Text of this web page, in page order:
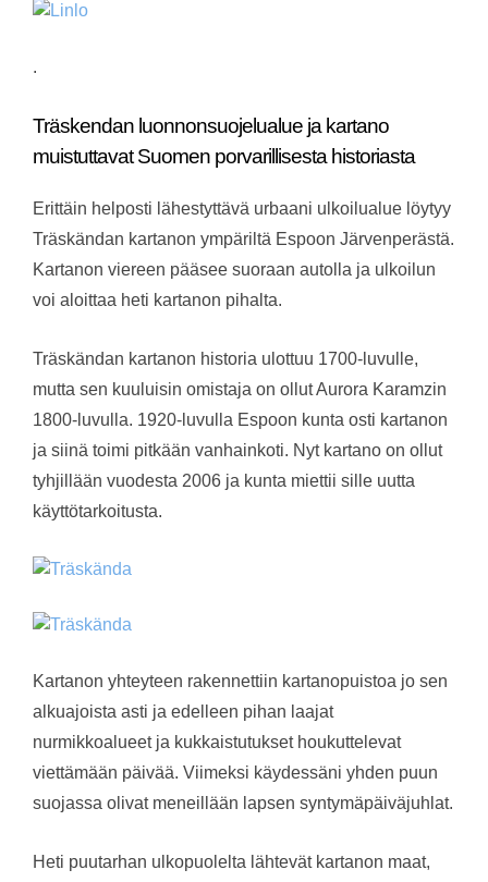
.
Träskendan luonnonsuojelualue ja kartano
muistuttavat Suomen porvarillisesta historiasta
Erittäin helposti lähestyttävä urbaani ulkoilualue löytyy
Träskändan kartanon ympäriltä Espoon Järvenperästä.
Kartanon viereen pääsee suoraan autolla ja ulkoilun
voi aloittaa heti kartanon pihalta.
Träskändan kartanon historia ulottuu 1700-luvulle,
mutta sen kuuluisin omistaja on ollut Aurora Karamzin
1800-luvulla. 1920-luvulla Espoon kunta osti kartanon
ja siinä toimi pitkään vanhainkoti. Nyt kartano on ollut
tyhjillään vuodesta 2006 ja kunta miettii sille uutta
käyttötarkoitusta.
Kartanon yhteyteen rakennettiin kartanopuistoa jo sen
alkuajoista asti ja edelleen pihan laajat
nurmikkoalueet ja kukkaistutukset houkuttelevat
viettämään päivää. Viimeksi käydessäni yhden puun
suojassa olivat meneillään lapsen syntymäpäiväjuhlat.
Heti puutarhan ulkopuolelta lähtevät kartanon maat,